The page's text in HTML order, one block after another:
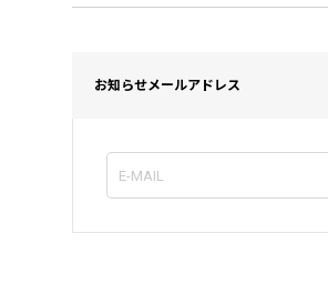
お知らせメールアドレス